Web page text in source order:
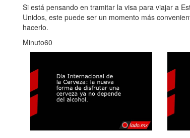
Si está pensando en tramitar la visa para viajar a
Unidos, este puede ser un momento más
hacerlo.
Minuto60